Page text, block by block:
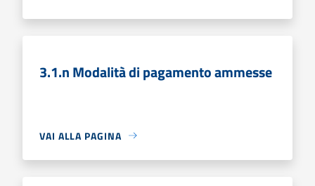
3.1.n Modalità di pagamento ammesse
VAI ALLA PAGINA